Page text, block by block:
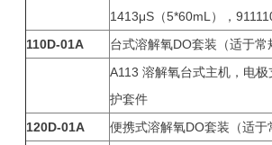
1413μS（5*60mL），
110D-01A
台式溶解氧DO套装（适于常
A113 溶解氧台式主机，电
护套件
120D-01A
便携式溶解氧DO套装（适于